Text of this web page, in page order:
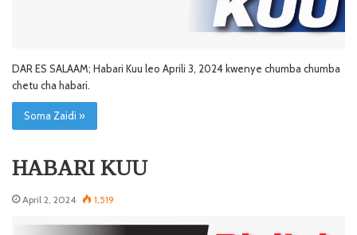
DAR ES SALAAM; Habari Kuu leo Aprili 3, 2024 kwenye chumba chumba
chetu cha habari.
Soma Zaidi »
HABARI KUU
April 2, 2024 1,519